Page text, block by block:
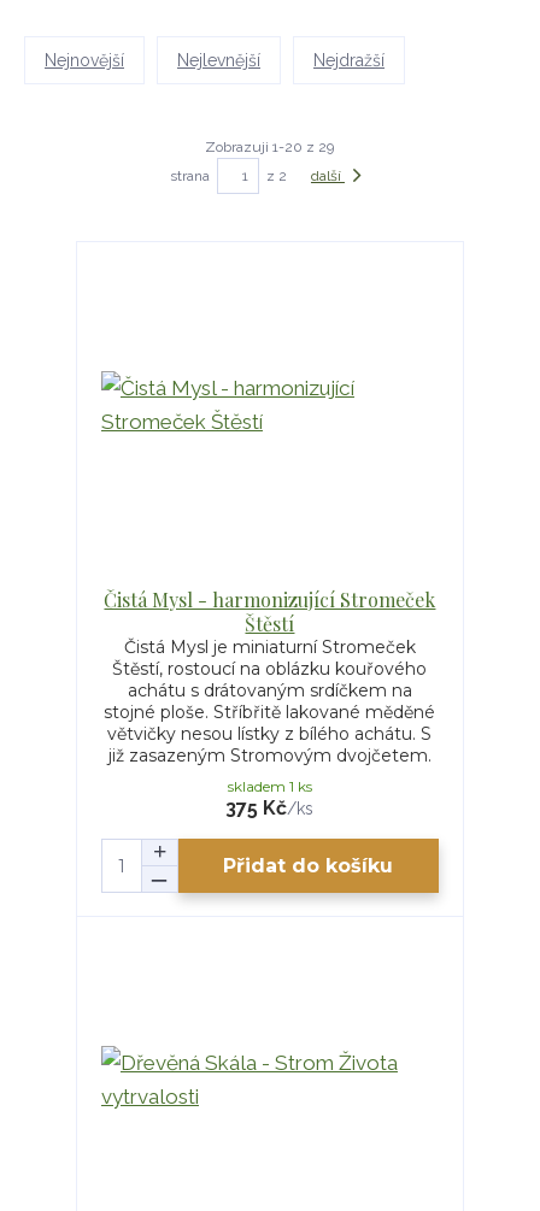
Nejnovější Nejlevnější Nejdražší
Zobrazuji 1-20 z 29
strana
z 2 další
Čistá Mysl - harmonizující Stromeček
Štěstí
Čistá Mysl je miniaturní Stromeček
Štěstí, rostoucí na oblázku kouřového
achátu s drátovaným srdíčkem na
stojné ploše. Stříbřitě lakované měděné
větvičky nesou lístky z bílého achátu. S
již zasazeným Stromovým dvojčetem.
375 Kč/ks
skladem 1 ks
Přidat do košíku